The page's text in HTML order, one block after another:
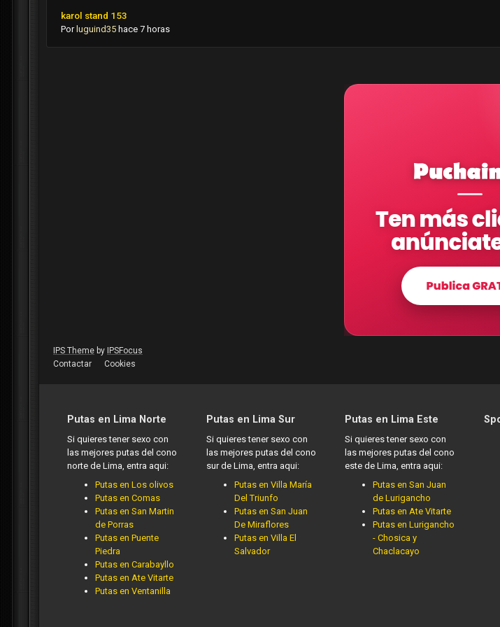
karol stand 153
Por luguind35 hace 7 horas
IPS Theme by IPSFocus
Contactar
Cookies
Putas en Lima Norte
Si quieres tener sexo con
las mejores putas del cono
norte de Lima, entra aqui:
Putas en Los olivos
Putas en Comas
Putas en San Martin
de Porras
Putas en Puente
Piedra
Putas en Carabayllo
Putas en Ate Vitarte
Putas en Ventanilla
Putas en Lima Sur
Si quieres tener sexo con
las mejores putas del cono
sur de Lima, entra aqui:
Putas en Villa María
Del Triunfo
Putas en San Juan
De Miraflores
Putas en Villa El
Salvador
Putas en Lima Este
Si quieres tener sexo con
las mejores putas del cono
este de Lima, entra aqui:
Putas en San Juan
de Lurigancho
Putas en Ate Vitarte
Putas en Lurigancho
- Chosica y
Chaclacayo